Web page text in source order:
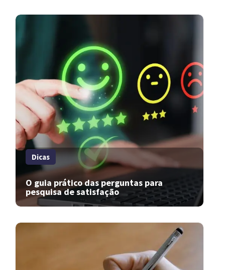
Dicas
O guia prático das perguntas para
pesquisa de satisfação